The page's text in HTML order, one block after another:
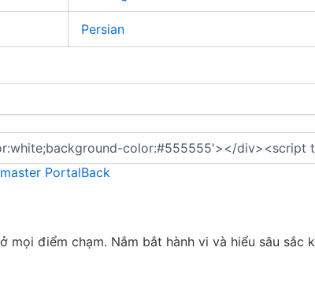
Persian
PortalBack
điểm chạm. Nắm bắt hành vi và hiểu sâu sắc